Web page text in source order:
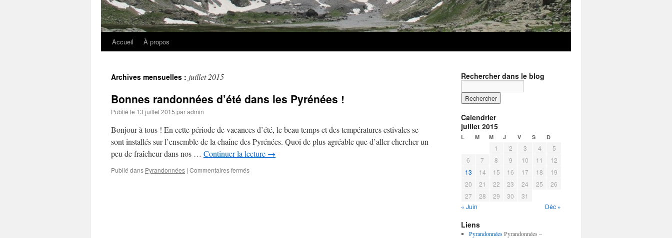
Accueil À propos
Archives mensuelles : juillet 2015
Bonnes randonnées d’été dans les Pyrénées !
Publié le 13 juillet 2015 paradmin
Bonjour à tous ! En cette période de vacances d’été, le beau temps et des températures estivales se
sont installés sur l’ensemble de la chaîne des Pyrénées. Quoi de plus agréable que d’aller chercher un
peu de fraîcheur dans nos … Continuer la lecture →
Publié dans Pyrandonnées | Commentaires ferméssur
Rechercher dans le blog
Calendrier
juillet 2015
L M M J V S D
1 2 3 4
5
6
7 8 9 10 11
12
13
14 15 16 17 18
19
20
21 22 23 24 25
26
27
28 29 30
31
« Juin
Déc »
Liens
PyrandonnéesPyrandonnées –